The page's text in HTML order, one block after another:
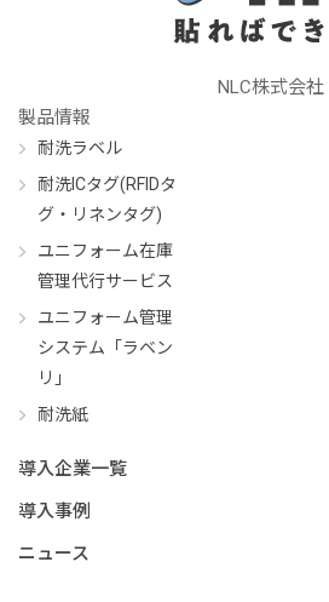
NLC株式会社
製品情報
耐洗ラベル
耐洗ICタグ(RFIDタ
グ・リネンタグ)
ユニフォーム在庫
管理代行サービス
ユニフォーム管理
システム「ラベン
リ」
耐洗紙
導入企業一覧
導入事例
ニュース